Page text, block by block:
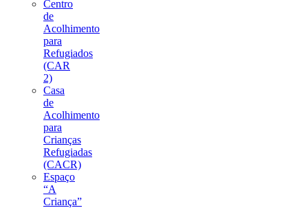
Centro
de
Acolhimento
para
Refugiados
(CAR
2)
Casa
de
Acolhimento
para
Crianças
Refugiadas
(CACR)
Espaço
“A
Criança”